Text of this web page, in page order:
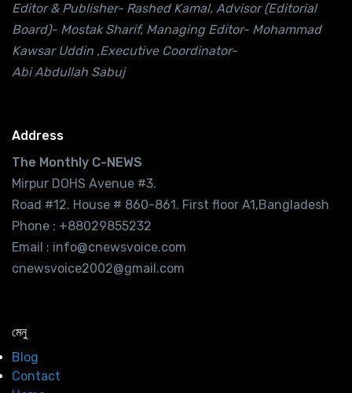
Editor & Publisher- Rashed Kamal, Advisor (Editorial
Board)- Mostak Sharif, Managing Editor- Mohammad
Kawsar Uddin ,Executive Coordinator-
Abi Abdullah Sabuj
Address
The Monthly C-NEWS
Mirpur DOHS Avenue #3.
Road #12. House # 860-861. First floor A1,Bangladesh
Phone : +88029855232
Email : info@cnewsvoice.com
cnewsvoice2002@gmail.com
মেনু
Blog
Contact